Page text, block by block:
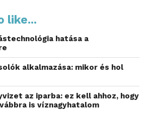
folyamat gyakran
A kezdeti kézi rajzokat
majd külső beszállítók
Ez az eljárás nemcsak
like...
hatása a
alkalmazása: mikor és hol
az iparba: ez kell ahhoz, hogy
is víznagyhatalom